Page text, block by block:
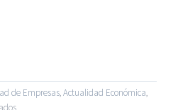
de Empresas,Actualidad Económica,
en
del sitio